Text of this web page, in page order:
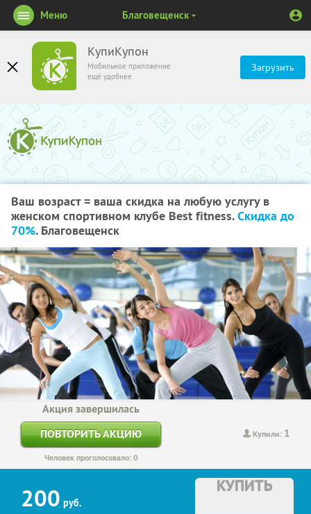
КупиКупон
Мобильное приложение
ещё удобнее
Загрузить
Меню Благовещенск
Ваш возраст = ваша скидка на любую услугу в
женском спортивном клубе Best fitness.Скидка до
70%. Благовещенск
Купили: 1
Акция завершилась
ПОВТОРИТЬ АКЦИЮ
Человек проголосовало: 0
200 руб.
КУПИТЬ